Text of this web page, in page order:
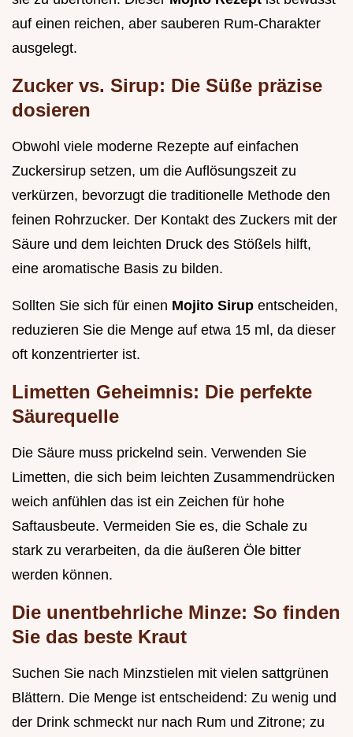
auf einen reichen, aber sauberen Rum-Charakter
ausgelegt.
Zucker vs. Sirup: Die Süße präzise
dosieren
Obwohl viele moderne Rezepte auf einfachen
Zuckersirup setzen, um die Auflösungszeit zu
verkürzen, bevorzugt die traditionelle Methode den
feinen Rohrzucker. Der Kontakt des Zuckers mit der
Säure und dem leichten Druck des Stößels hilft,
eine aromatische Basis zu bilden.
Sollten Sie sich für einen Mojito Sirup entscheiden,
reduzieren Sie die Menge auf etwa 15 ml, da dieser
oft konzentrierter ist.
Limetten Geheimnis: Die perfekte
Säurequelle
Die Säure muss prickelnd sein. Verwenden Sie
Limetten, die sich beim leichten Zusammendrücken
weich anfühlen das ist ein Zeichen für hohe
Saftausbeute. Vermeiden Sie es, die Schale zu
stark zu verarbeiten, da die äußeren Öle bitter
werden können.
Die unentbehrliche Minze: So finden
Sie das beste Kraut
Suchen Sie nach Minzstielen mit vielen sattgrünen
Blättern. Die Menge ist entscheidend: Zu wenig und
der Drink schmeckt nur nach Rum und Zitrone; zu